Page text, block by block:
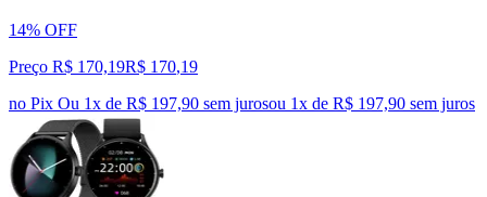
14% OFF
Preço R$ 170,19R$ 170,19
no Pix Ou 1x de R$ 197,90 sem jurosou 1x de R$ 197,90 sem juros